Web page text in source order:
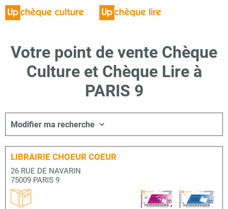
Votre point de vente Chèque
Culture et Chèque Lire à
PARIS 9
Modifier ma recherche
LIBRAIRIE CHOEUR COEUR
26 RUE DE NAVARIN
75009 PARIS 9